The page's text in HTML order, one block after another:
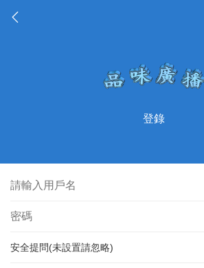
登錄
安全提問(未設置請忽略)